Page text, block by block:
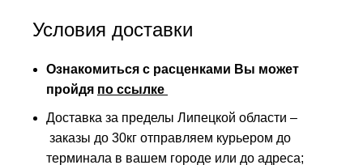
Условия доставки
Ознакомиться с расценками Вы может
пройдя по ссылке
Доставка за пределы Липецкой области –
заказы до 30кг отправляем курьером до
терминала в вашем городе или до адреса;